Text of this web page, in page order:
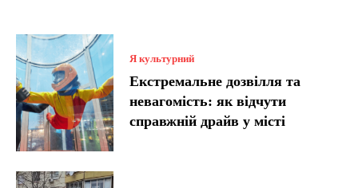
Я культурний
Екстремальне дозвілля та
невагомість: як відчути
справжній драйв у місті